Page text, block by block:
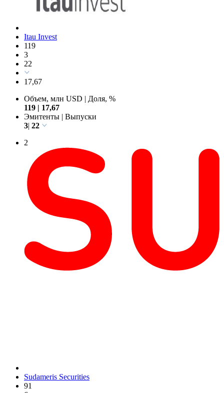
Itau Invest
119
3
22
17,67
Объем, млн USD | Доля, %
119 | 17,67
Эмитенты | Выпуски
3| 22
2
Sudameris Securities
91